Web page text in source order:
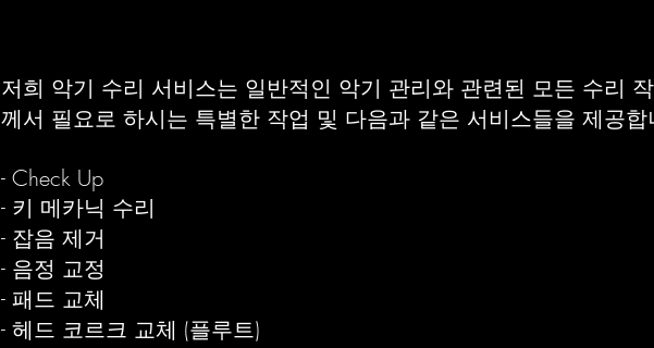
저희 악기 수리 서비스는 일반적인 악기 관리와 관련된 모든 수리
께서 필요로 하시는 특별한 작업 및 다음과 같은 서비스들을 제공합
- Check Up
- 키 메카닉 수리
- 잡음 제거
- 음정 교정
- 패드 교체
- 헤드 코르크 교체 (플루트)